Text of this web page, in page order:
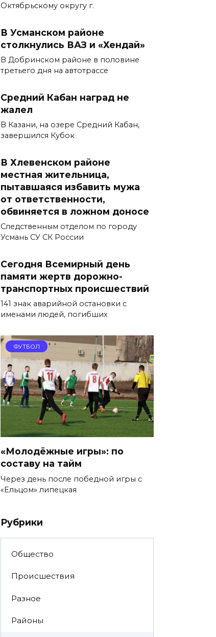
Октябрьскому округу г.
В Усманском районе
столкнулись ВАЗ и «Хендай»
В Добринском районе в половине
третьего дня на автотрассе
Средний Кабан наград не
жалел
В Казани, на озере Средний Кабан,
завершился Кубок
В Хлевенском районе
местная жительница,
пытавшаяся избавить мужа
от ответственности,
обвиняется в ложном доносе
Следственным отделом по городу
Усмань СУ СК России
Сегодня Всемирный день
памяти жертв дорожно-
транспортных происшествий
141 знак аварийной остановки с
именами людей, погибших
ФУТБОЛ
«Молодёжные игры»: по
составу на тайм
Через день после победной игры с
«Ельцом» липецкая
Рубрики
Общество
Происшествия
Разное
Районы